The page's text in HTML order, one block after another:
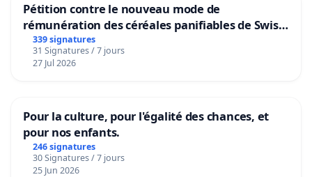
Pétition contre le nouveau mode de
rémunération des céréales panifiables de Swiss
granum basé sur la teneur en protéines
339 signatures
31 Signatures / 7 jours
27 Jul 2026
Pour la culture, pour l'égalité des chances, et
pour nos enfants.
246 signatures
30 Signatures / 7 jours
25 Jun 2026